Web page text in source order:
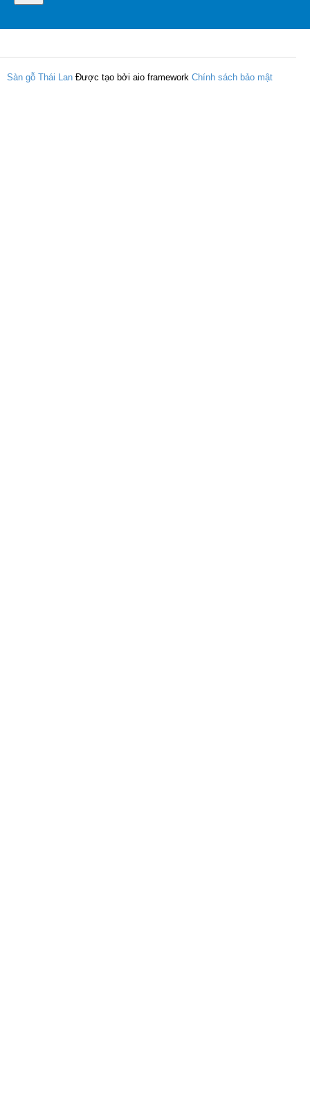
Sàn gỗ Thái Lan Được tạo bởi aio framework Chính sách bảo mật